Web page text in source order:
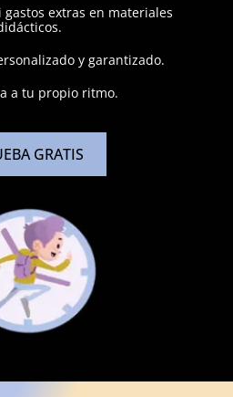
extras en materiales
y garantizado.
a tu propio ritmo.
GRATIS